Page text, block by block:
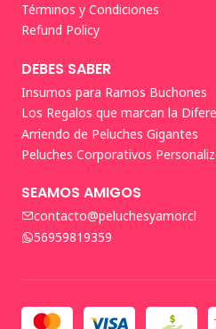
Términos y Condiciones
Refund Policy
DEBES SABER
Insumos para Ramos Buchones
Los Regalos que marcan la
Arriendo de Peluches Gigantes
Peluches Corporativos
SEAMOS AMIGOS
contacto@peluchesyamor.cl
56959819359